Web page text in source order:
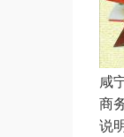
咸
商
说